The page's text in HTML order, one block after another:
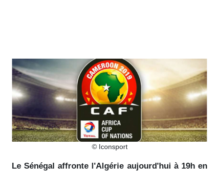
© Iconsport
Le Sénégal affronte l'Algérie aujourd'hui à 19h en